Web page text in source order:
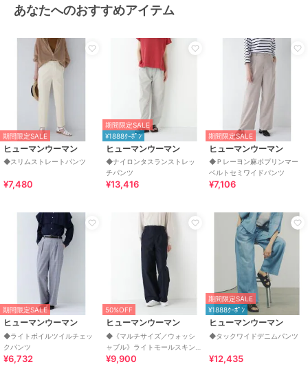
あなたへのおすすめアイテム
期間限定SALE
ヒューマンウーマン
◆スリムストレートパンツ
¥7,480
期間限定SALE
¥1888ｸｰﾎﾟﾝ
ヒューマンウーマン
◆ナイロンタスランストレッ
チパンツ
¥13,416
期間限定SALE
ヒューマンウーマン
◆Ｐレーヨン麻ポプリンマー
ベルトセミワイドパンツ
¥7,106
期間限定SALE
ヒューマンウーマン
◆ライトボイルツイルチェッ
クパンツ
¥6,732
50%OFF
ヒューマンウーマン
◆《マルチサイズ／ウォッシ
ャブル》ライトモールスキン
セミワイドパン
¥9,900
期間限定SALE
¥1888ｸｰﾎﾟﾝ
ヒューマンウーマン
◆タックワイドデニムパンツ
¥12,435